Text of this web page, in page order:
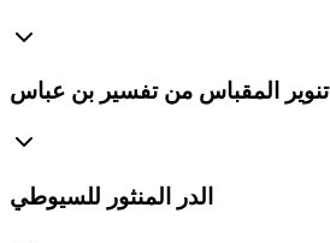
تنوير المقباس من تفسير بن عباس
الدر المنثور للسيوطي